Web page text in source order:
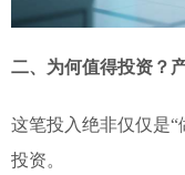
二、为何值得投资？
这笔投入绝非仅仅是
投资。